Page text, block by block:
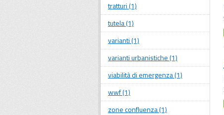
tratturi (1)
tutela (1)
varianti (1)
varianti urbanistiche (1)
viabilità di emergenza (1)
wwf (1)
zone confluenza (1)